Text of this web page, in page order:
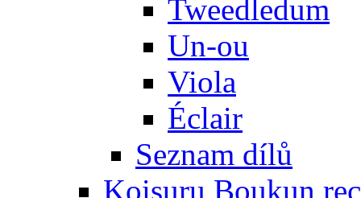
Tweedledum
Un-ou
Viola
Éclair
Seznam dílů
Koisuru Boukun